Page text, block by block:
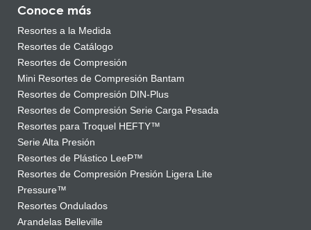
Conoce más
Resortes a la Medida
Resortes de Catálogo
Resortes de Compresión
Mini Resortes de Compresión Bantam
Resortes de Compresión DIN-Plus
Resortes de Compresión Serie Carga Pesada
Resortes para Troquel HEFTY™
Serie Alta Presión
Resortes de Plástico LeeP™
Resortes de Compresión Presión Ligera Lite
Pressure™
Resortes Ondulados
Arandelas Belleville